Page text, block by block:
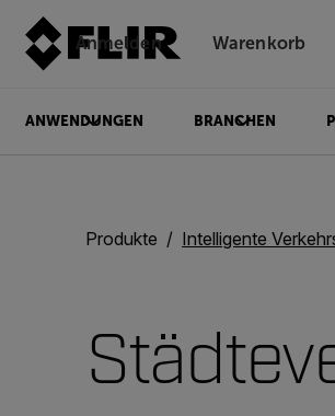
Anmelden Unread messages
Warenkorb
ANWENDUNGEN BRANCHEN
Produkte Intelligente